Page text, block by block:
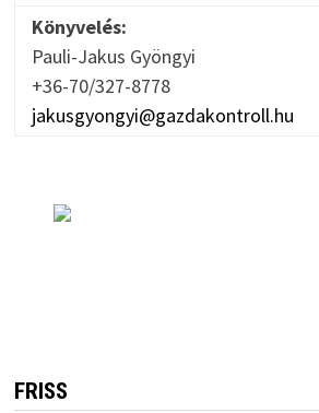
Könyvelés:
Pauli-Jakus Gyöngyi
+36-70/327-8778
jakusgyongyi@gazdakontroll.hu
FRISS